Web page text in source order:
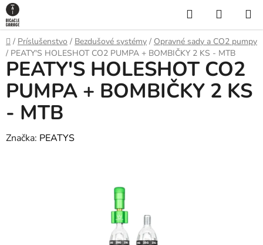
Prejsť
na
obsah
Hľadať
KOŠÍK
Domov
/ Príslušenstvo / Bezdušové systémy / Opravné sady a CO2 pumpy
/ PEATY'S HOLESHOT CO2 PUMPA + BOMBIČKY 2 KS - MTB
PEATY'S HOLESHOT CO2
PUMPA + BOMBIČKY 2 KS
- MTB
Značka: PEATYS